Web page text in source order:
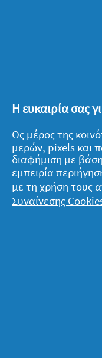
Η ευκαιρία σας
Ως μέρος της
μερών, pixels και
διαφήμιση με
εμπειρία
με τη χρήση τους
Συναίνεσης